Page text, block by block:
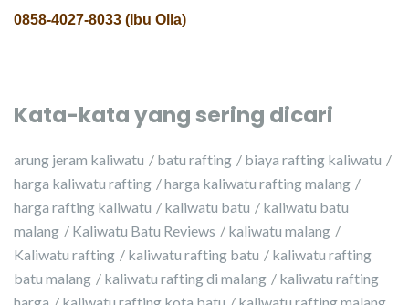
0858-4027-8033 (Ibu Olla)
Kata-kata yang sering dicari
arung jeram kaliwatu batu rafting
biaya rafting kaliwatu
harga kaliwatu rafting
harga kaliwatu rafting malang
harga rafting kaliwatu
kaliwatu batu
kaliwatu batu
malang
Kaliwatu Batu Reviews
kaliwatu malang
Kaliwatu rafting
kaliwatu rafting batu
kaliwatu rafting
batu malang
kaliwatu rafting di malang
kaliwatu rafting